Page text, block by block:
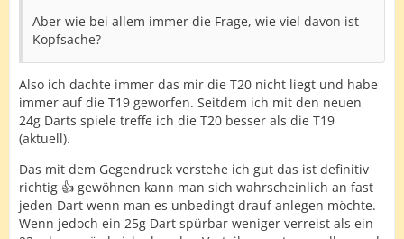
Aber wie bei allem immer die Frage, wie viel davon ist
Kopfsache?
Also ich dachte immer das mir die T20 nicht liegt und habe
immer auf die T19 geworfen. Seitdem ich mit den neuen
24g Darts spiele treffe ich die T20 besser als die T19
(aktuell).
Das mit dem Gegendruck verstehe ich gut das ist definitiv
richtig 👍 gewöhnen kann man sich wahrscheinlich an fast
jeden Dart wenn man es unbedingt drauf anlegen möchte.
Wenn jedoch ein 25g Dart spürbar weniger verreist als ein